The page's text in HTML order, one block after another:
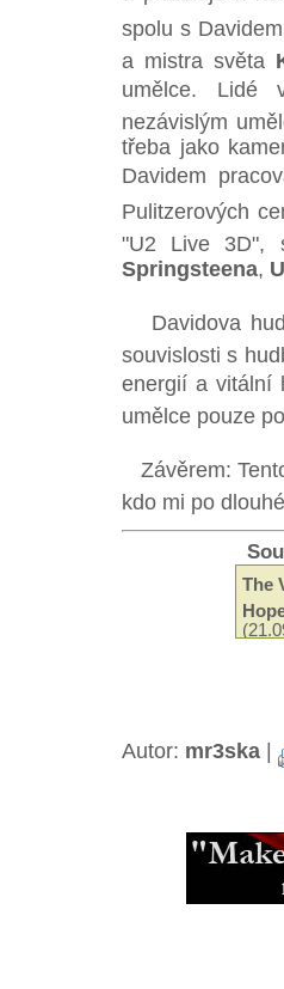
spolu s
a mistra světa
umělce. Lidé
nezávislým
třeba jako
Davidem
Pulitzerových
"U2 Live 3D",
Springsteena,
Davidova
souvislosti s
energií a vitální
umělce pouze
Závěrem:
kdo mi po
The
Autor: mr3ska